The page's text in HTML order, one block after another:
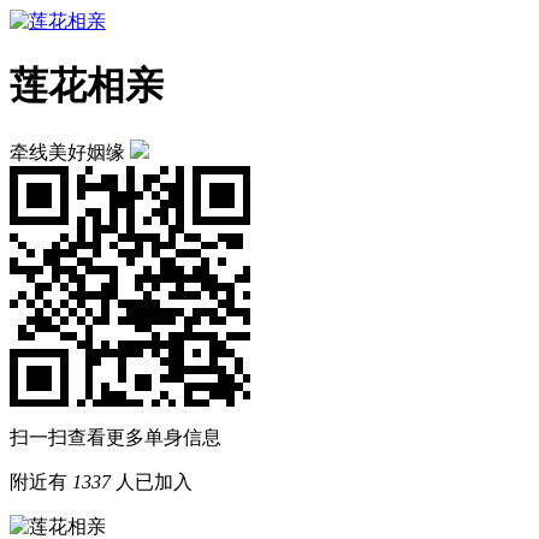
莲花相亲
牵线美好姻缘
扫一扫查看更多单身信息
附近有 1337人已加入